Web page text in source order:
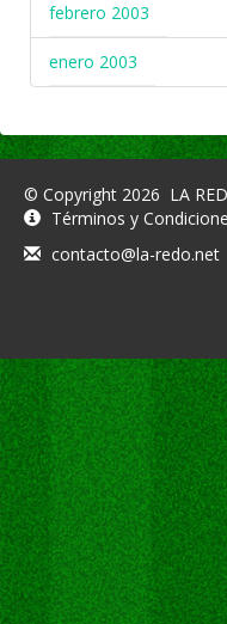
febrero 2003
enero 2003
© Copyright 2026 LA
Términos y
contacto@la-redo.net